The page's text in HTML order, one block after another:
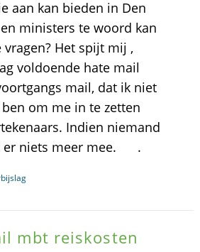
aan kan bieden in Den
ministers te woord kan
Het spijt mij ,
voldoende hate mail
mail, dat ik niet
om me in te zetten
Indien niemand
er niets meer mee. .
mbt reiskosten